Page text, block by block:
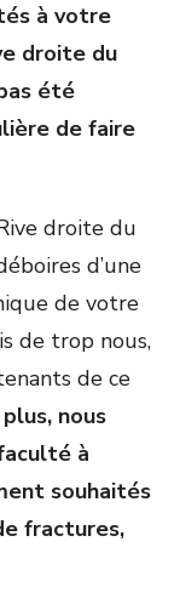
à votre
droite du
été
de faire
droite du
d’une
de votre
de trop nous,
de ce
nous
à
souhaités
fractures,